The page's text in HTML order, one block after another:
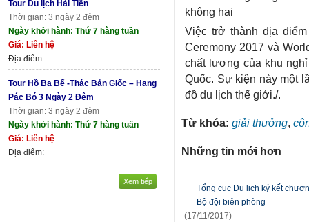
Tour Du lịch Hải Tiến
Thời gian: 3 ngày 2 đêm
Ngày khởi hành: Thứ 7 hàng tuần
Giá: Liên hệ
Địa điểm:
Tour Hồ Ba Bể -Thác Bản Giốc – Hang
Pác Bó 3 Ngày 2 Đêm
Thời gian: 3 ngày 2 đêm
Ngày khởi hành: Thứ 7 hàng tuần
Giá: Liên hệ
Địa điểm:
Xem tiếp
không hai
Việc trở thành địa
Ceremony 2017 và
chất lượng của khu
Quốc. Sự kiện này một
đồ du lịch thế giới./.
Từ khóa: giải thưởng,
Những tin mới hơn
Tổng cục Du lịch ký kết
Bộ đội biên phòng
(17/11/2017)